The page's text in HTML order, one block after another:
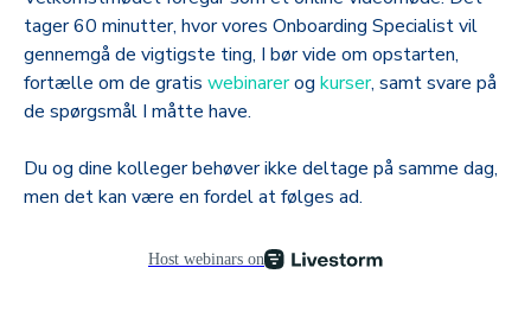
tager 60 minutter, hvor vores Onboarding Specialist vil
gennemgå de vigtigste ting, I bør vide om opstarten,
fortælle om de gratis webinarerog kurser, samt svare på
de spørgsmål I måtte have.
Du og dine kolleger behøver ikke deltage på samme dag,
men det kan være en fordel at følges ad.